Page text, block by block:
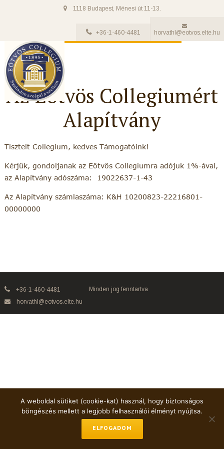
1118 Budapest, Ménesi út 11-13.
+36-1-460-4481 horvathl@eotvos.elte.hu
Az Eötvös Collegiumért
Alapítvány
Tisztelt Collegium, kedves Támogatóink!
Kérjük, gondoljanak az Eötvös Collegiumra adójuk 1%-ával,
az Alapítvány adószáma: 19022637-1-43
Az Alapítvány számlaszáma: K&H 10200823-22216801-
00000000
+36-1-460-4481
horvathl@eotvos.elte.hu
Minden jog fenntartva
A weboldal sütiket (cookie-kat) használ, hogy biztonságos
böngészés mellett a legjobb felhasználói élményt nyújtsa.
ELFOGADOM